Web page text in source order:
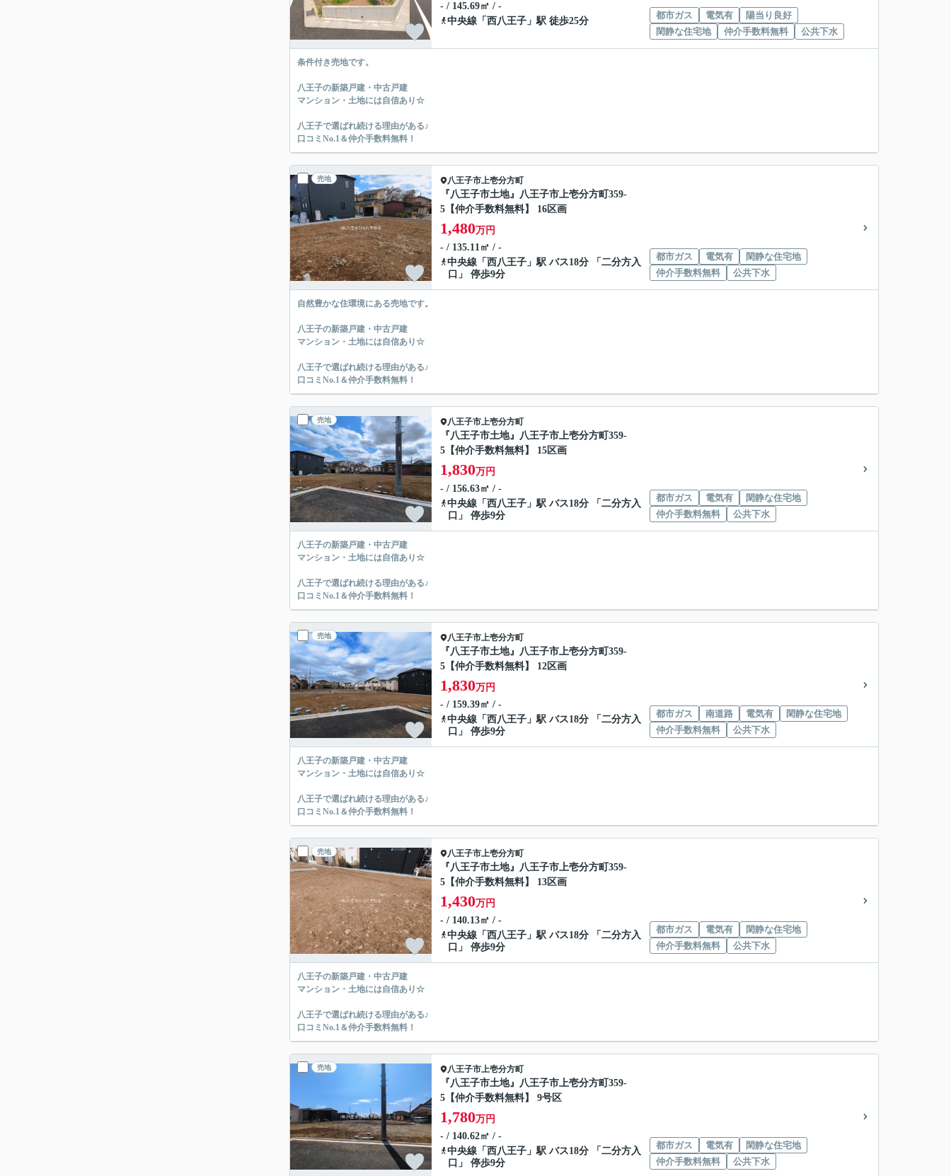
- / 145.69㎡ / -
中央線 「 西八王子 」駅 徒歩25分
都市ガス 電気有
陽当り良好
閑静な住宅地
仲介手数料無料 公共下水
条件付き売地です。
八王子の新築戸建・中古戸建
マンション・土地には自信あり☆
八王子で選ばれ続ける理由がある♪
口コミNo.1＆仲介手数料無料！
売地 八王子市上壱分方町
『八王子市土地』八王子市上壱分方町359-
5【仲介手数料無料】 16区画
1,480万円
- / 135.11㎡ / -
中央線 「 西八王子 」駅 バス18分 「二分方入
口」 停歩9分
都市ガス 電気有
閑静な住宅地
仲介手数料無料
公共下水
自然豊かな住環境にある売地です。
八王子の新築戸建・中古戸建
マンション・土地には自信あり☆
八王子で選ばれ続ける理由がある♪
口コミNo.1＆仲介手数料無料！
売地 八王子市上壱分方町
『八王子市土地』八王子市上壱分方町359-
5【仲介手数料無料】 15区画
1,830万円
- / 156.63㎡ / -
中央線 「 西八王子 」駅 バス18分 「二分方入
口」 停歩9分
都市ガス 電気有
閑静な住宅地
仲介手数料無料
公共下水
八王子の新築戸建・中古戸建
マンション・土地には自信あり☆
八王子で選ばれ続ける理由がある♪
口コミNo.1＆仲介手数料無料！
売地 八王子市上壱分方町
『八王子市土地』八王子市上壱分方町359-
5【仲介手数料無料】 12区画
1,830万円
- / 159.39㎡ / -
中央線 「 西八王子 」駅 バス18分 「二分方入
口」 停歩9分
都市ガス 南道路 電気有
閑静な住宅地
仲介手数料無料
公共下水
八王子の新築戸建・中古戸建
マンション・土地には自信あり☆
八王子で選ばれ続ける理由がある♪
口コミNo.1＆仲介手数料無料！
売地 八王子市上壱分方町
『八王子市土地』八王子市上壱分方町359-
5【仲介手数料無料】 13区画
1,430万円
- / 140.13㎡ / -
中央線 「 西八王子 」駅 バス18分 「二分方入
口」 停歩9分
都市ガス 電気有
閑静な住宅地
仲介手数料無料
公共下水
八王子の新築戸建・中古戸建
マンション・土地には自信あり☆
八王子で選ばれ続ける理由がある♪
口コミNo.1＆仲介手数料無料！
売地 八王子市上壱分方町
『八王子市土地』八王子市上壱分方町359-
5【仲介手数料無料】 9号区
1,780万円
- / 140.62㎡ / -
中央線 「 西八王子 」駅 バス18分 「二分方入
口」 停歩9分
都市ガス 電気有
閑静な住宅地
仲介手数料無料
公共下水